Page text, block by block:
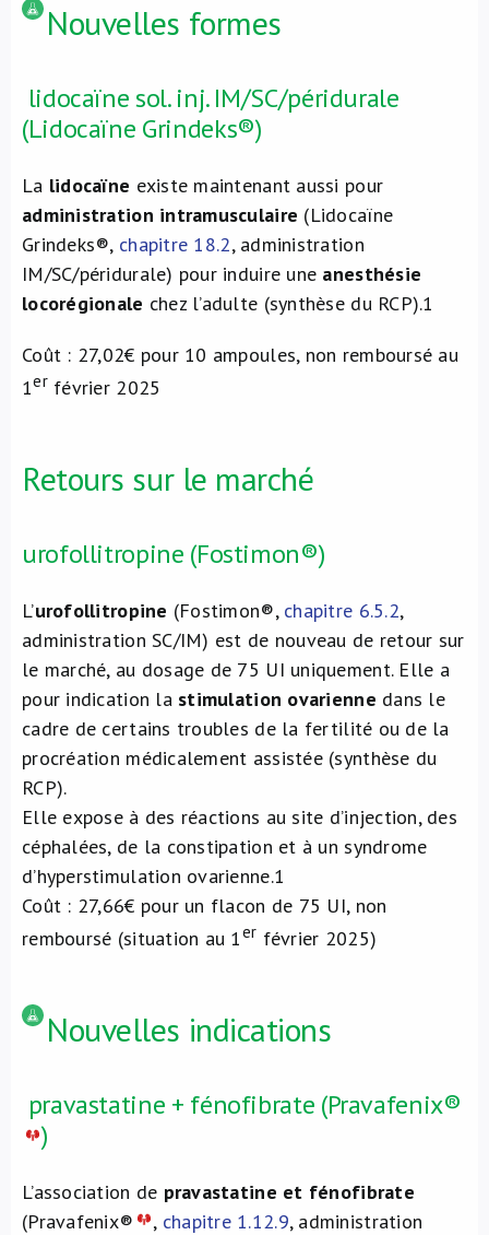
Nouvelles formes
lidocaïne sol. inj. IM/SC/péridurale
(Lidocaïne Grindeks®)
La lidocaïne existe maintenant aussi pour
administration intramusculaire (Lidocaïne
Grindeks®, chapitre 18.2, administration
IM/SC/péridurale) pour induire une anesthésie
locorégionale chez l’adulte (synthèse du RCP).1
Coût : 27,02€ pour 10 ampoules, non remboursé au
1erfévrier 2025
Retours sur le marché
urofollitropine (Fostimon®)
L’urofollitropine (Fostimon®, chapitre 6.5.2,
administration SC/IM) est de nouveau de retour sur
le marché, au dosage de 75 UI uniquement. Elle a
pour indication la stimulation ovarienne dans le
cadre de certains troubles de la fertilité ou de la
procréation médicalement assistée (synthèse du
RCP).
Elle expose à des réactions au site d’injection, des
céphalées, de la constipation et à un syndrome
d’hyperstimulation ovarienne.1
Coût : 27,66€ pour un flacon de 75 UI, non
remboursé (situation au 1er février 2025)
Nouvelles indications
pravastatine + fénofibrate (Pravafenix®
)
L’association de pravastatine et fénofibrate
(Pravafenix®
, chapitre 1.12.9, administration